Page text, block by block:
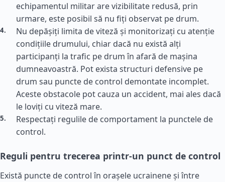
echipamentul militar are vizibilitate redusă, prin
urmare, este posibil să nu fiți observat pe drum.
Nu depășiți limita de viteză și monitorizați cu atenție
condițiile drumului, chiar dacă nu există alți
participanți la trafic pe drum în afară de mașina
dumneavoastră. Pot exista structuri defensive pe
drum sau puncte de control demontate incomplet.
Aceste obstacole pot cauza un accident, mai ales dacă
le loviți cu viteză mare.
Respectați regulile de comportament la punctele de
control.
Reguli pentru trecerea printr-un punct de control
Există puncte de control în orașele ucrainene și între